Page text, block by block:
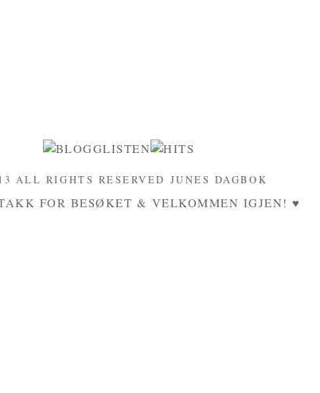
ALL RIGHTS RESERVED JUNES DAGBOK
FOR BESØKET & VELKOMMEN IGJEN! ♥